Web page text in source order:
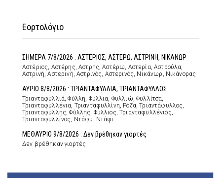
Εορτολόγιο
ΣΗΜΕΡΑ 7/8/2026 : ΑΣΤΕΡΙΟΣ, ΑΣΤΕΡΩ, ΑΣΤΡΙΝΗ, ΝΙΚΑΝΩΡ
Αστέριος, Αστέρης, Αστρής, Αστέρω, Αστερία, Αστρούλα,
Αστρινή, Αστερινή, Αστρινός, Αστερινός, Νικάνωρ, Νικάνορας
ΑΥΡΙΟ 8/8/2026 : ΤΡΙΑΝΤΑΦΥΛΛΙΑ, ΤΡΙΑΝΤΑΦΥΛΛΟΣ
Τριανταφυλλιά, Φύλλη, Φύλλια, Φυλλιώ, Φυλλίτσα,
Τριανταφυλλένια, Τριανταφυλλίνη, Ρόζα, Τριαντάφυλλος,
Τριανταφύλλης, Φύλλης, Φύλλιος, Τριανταφυλλένιος,
Τριανταφυλλίνος, Ντάφυ, Ντάφι
ΜΕΘΑΥΡΙΟ 9/8/2026 : Δεν βρέθηκαν γιορτές
Δεν βρέθηκαν γιορτές